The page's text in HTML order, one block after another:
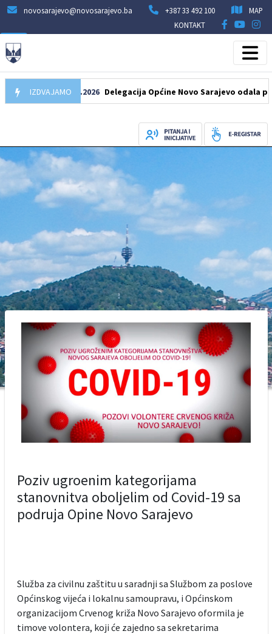
novosarajevo@novosarajevo.ba +387 33 492 100
MAP
KONTAKT
IZDVAJAMO
07.08.2026 Delegacija Općine Novo Sarajevo odala počast
Poziv ugroenim kategorijama
stanovnitva oboljelim od Covid-19 sa
podruja Opine Novo Sarajevo
Služba za civilnu zaštitu u saradnji sa Službom za poslove
Općinskog vijeća i lokalnu samoupravu, i Općinskom
organizacijom Crvenog križa Novo Sarajevo oformila je
timove volontera, koji će zajedno sa sekretarima